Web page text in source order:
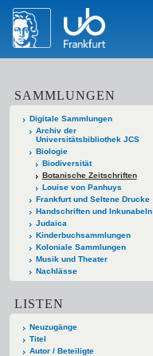
SAMMLUNGEN
Digitale Sammlungen
Archiv der
Universitätsbibliothek JCS
Biologie
Biodiversität
Botanische Zeitschriften
Louise von Panhuys
Frankfurt und Seltene Drucke
Handschriften und Inkunabeln
Judaica
Kinderbuchsammlungen
Koloniale Sammlungen
Musik und Theater
Nachlässe
LISTEN
Neuzugänge
Titel
Autor / Beteiligte